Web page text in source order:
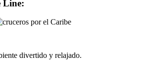
Line:
divertido y relajado.